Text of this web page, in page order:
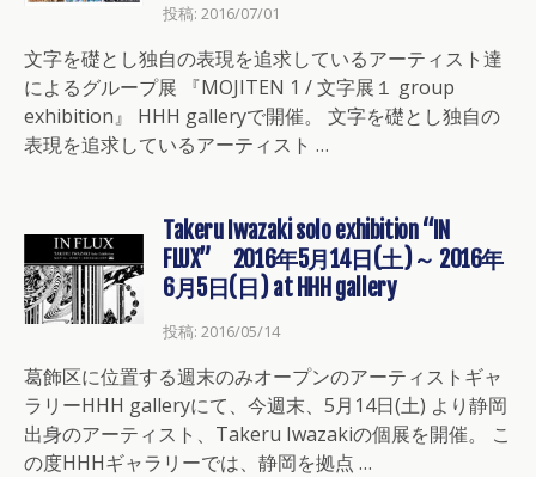
投稿: 2016/07/01
文字を礎とし独自の表現を追求しているアーティスト達
によるグループ展 『MOJITEN 1 / 文字展１ group
exhibition』 HHH galleryで開催。 文字を礎とし独自の
表現を追求しているアーティスト …
Takeru Iwazaki solo exhibition “IN
FLUX” 2016年5月14日(土)～ 2016年
6月5日(日) at HHH gallery
投稿: 2016/05/14
葛飾区に位置する週末のみオープンのアーティストギャ
ラリーHHH galleryにて、今週末、5月14日(土) より静岡
出身のアーティスト、Takeru Iwazakiの個展を開催。 こ
の度HHHギャラリーでは、静岡を拠点 …